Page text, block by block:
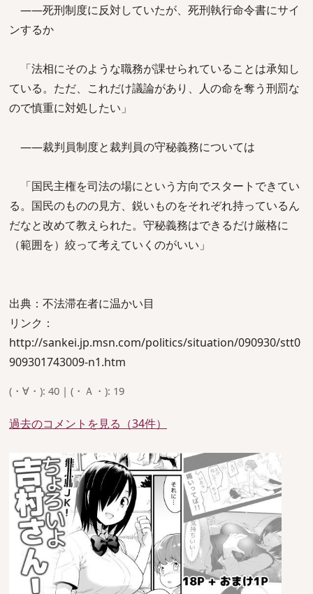
――死刑制度に反対していたが、死刑執行命令書にサイ
ンするか
「法相にそのような職務が課せられていることは承知し
ている。ただ、これだけ議論があり、人の命を奪う刑罰な
ので慎重に対処したい」
――裁判員制度と裁判員の守秘義務については
「国民主権を司法の場にという方向でスタートできてい
る。国民のものの見方、鋭いものをそれぞれ持っているん
だなと改めて教えられた。守秘義務はできるだけ厳格に
（範囲を）絞って考えていくのがいい」
出典：不法滞在者に温かい目
リンク：
http://sankei.jp.msn.com/politics/situation/090930/stt0
909301743009-n1.htm
(・∀・): 40 | (・Ａ・): 19
過去のコメントを見る（34件）